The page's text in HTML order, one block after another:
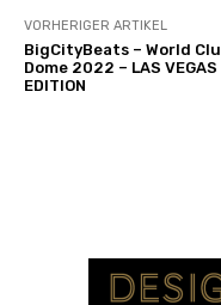
VORHERIGER ARTIKEL
BigCityBeats – World
Dome 2022 – LAS VEGAS
EDITION